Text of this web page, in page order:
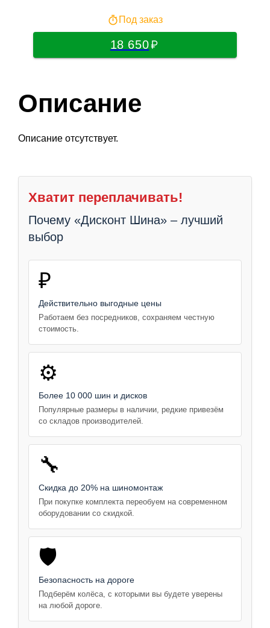
Под заказ
18 650
Описание
Описание отсутствует.
Хватит переплачивать!
Почему «Дисконт Шина» – лучший
выбор
₽
Действительно выгодные цены
Работаем без посредников, сохраняем честную
стоимость.
⚙️
Более 10 000 шин и дисков
Популярные размеры в наличии, редкие привезём
со складов производителей.
🔧
Скидка до 20% на шиномонтаж
При покупке комплекта переобуем на современном
оборудовании со скидкой.
🛡️
Безопасность на дороге
Подберём колёса, с которыми вы будете уверены
на любой дороге.